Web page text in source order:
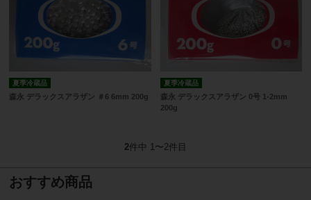
夏季冷蔵品
森永 デラックスアラザン ＃6 6mm 200g
夏季冷蔵品
森永 デラックスアラザン 0号 1-2mm
200g
2件中 1〜2件目
おすすめ商品